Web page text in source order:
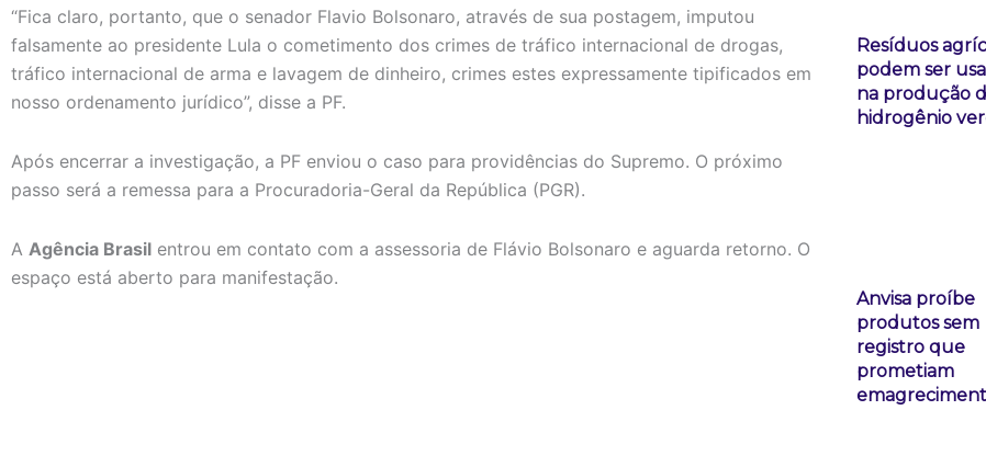
“Fica claro, portanto, que o senador Flavio Bolsonaro, através de sua postagem, imputou
falsamente ao presidente Lula o cometimento dos crimes de tráfico internacional de drogas,
tráfico internacional de arma e lavagem de dinheiro, crimes estes expressamente tipificados em
nosso ordenamento jurídico”, disse a PF.
Após encerrar a investigação, a PF enviou o caso para providências do Supremo. O próximo
passo será a remessa para a Procuradoria-Geral da República (PGR).
A Agência Brasil entrou em contato com a assessoria de Flávio Bolsonaro e aguarda retorno. O
espaço está aberto para manifestação.
Resíduos
podem ser
na produção
hidrogênio
Anvisa proíbe
produtos sem
registro que
prometiam